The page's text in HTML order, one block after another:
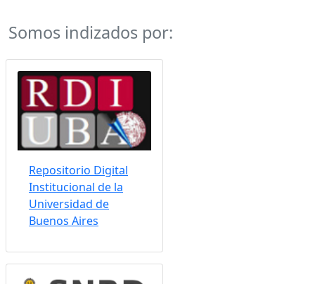
Somos indizados por:
Repositorio Digital
Institucional de la
Universidad de
Buenos Aires